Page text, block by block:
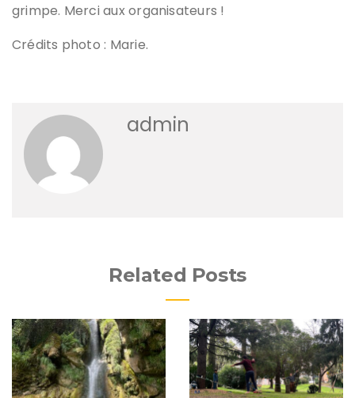
grimpe. Merci aux organisateurs !
Crédits photo : Marie.
admin
Related Posts